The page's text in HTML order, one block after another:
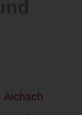
Aichach